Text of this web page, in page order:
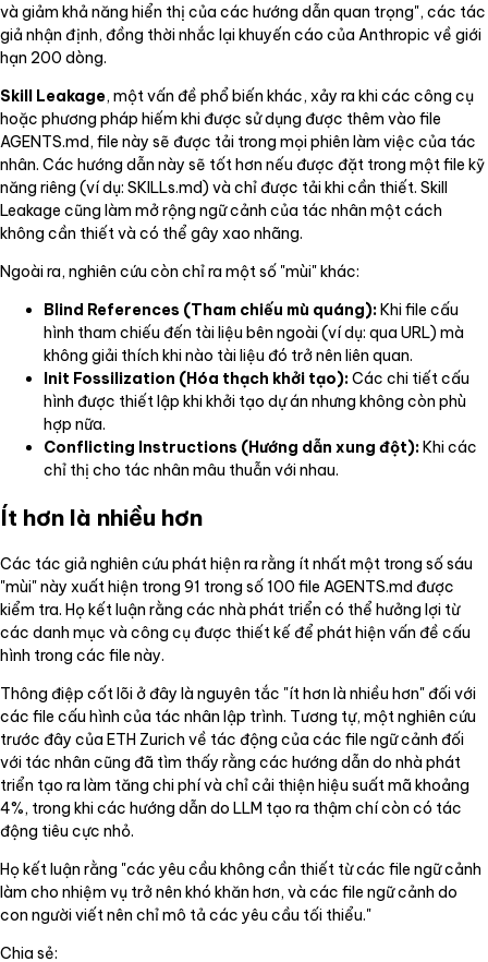
và giảm khả năng hiển thị của các hướng dẫn quan trọng", các tác
giả nhận định, đồng thời nhắc lại khuyến cáo của Anthropic về giới
hạn 200 dòng.
Skill Leakage, một vấn đề phổ biến khác, xảy ra khi các công cụ
hoặc phương pháp hiếm khi được sử dụng được thêm vào file
AGENTS.md, file này sẽ được tải trong mọi phiên làm việc của tác
nhân. Các hướng dẫn này sẽ tốt hơn nếu được đặt trong một file kỹ
năng riêng (ví dụ: SKILLs.md) và chỉ được tải khi cần thiết. Skill
Leakage cũng làm mở rộng ngữ cảnh của tác nhân một cách
không cần thiết và có thể gây xao nhãng.
Ngoài ra, nghiên cứu còn chỉ ra một số "mùi" khác:
Blind References (Tham chiếu mù quáng):Khi file cấu
hình tham chiếu đến tài liệu bên ngoài (ví dụ: qua URL) mà
không giải thích khi nào tài liệu đó trở nên liên quan.
Init Fossilization (Hóa thạch khởi tạo):Các chi tiết cấu
hình được thiết lập khi khởi tạo dự án nhưng không còn phù
hợp nữa.
Conflicting Instructions (Hướng dẫn xung đột):Khi các
chỉ thị cho tác nhân mâu thuẫn với nhau.
Ít hơn là nhiều hơn
Các tác giả nghiên cứu phát hiện ra rằng ít nhất một trong số sáu
"mùi" này xuất hiện trong 91 trong số 100 file AGENTS.md được
kiểm tra. Họ kết luận rằng các nhà phát triển có thể hưởng lợi từ
các danh mục và công cụ được thiết kế để phát hiện vấn đề cấu
hình trong các file này.
Thông điệp cốt lõi ở đây là nguyên tắc "ít hơn là nhiều hơn" đối với
các file cấu hình của tác nhân lập trình. Tương tự, một nghiên cứu
trước đây của ETH Zurich về tác động của các file ngữ cảnh đối
với tác nhân cũng đã tìm thấy rằng các hướng dẫn do nhà phát
triển tạo ra làm tăng chi phí và chỉ cải thiện hiệu suất mã khoảng
4%, trong khi các hướng dẫn do LLM tạo ra thậm chí còn có tác
động tiêu cực nhỏ.
Họ kết luận rằng "các yêu cầu không cần thiết từ các file ngữ cảnh
làm cho nhiệm vụ trở nên khó khăn hơn, và các file ngữ cảnh do
con người viết nên chỉ mô tả các yêu cầu tối thiểu."
Chia sẻ: